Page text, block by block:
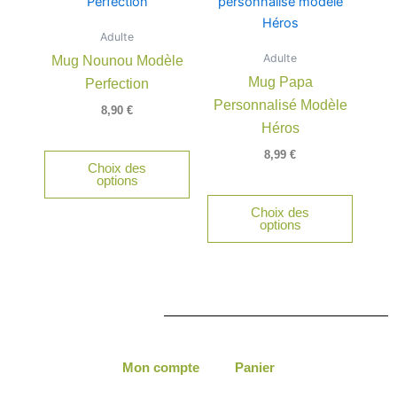
Adulte
Mug Nounou Modèle
Perfection
8,90 €
Choix des
options
Adulte
Mug Papa
Personnalisé Modèle
Héros
8,99 €
Choix des
options
Mon compte Panier